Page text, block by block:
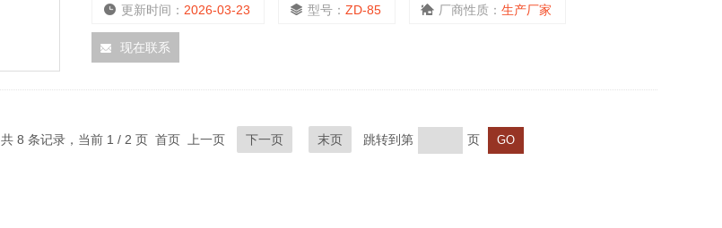
更新时间： 2026-03-23 型号：ZD-85 厂商性质：生产厂家
现在联系
共 8 条记录，当前 1 / 2 页 首页 上一页 下一页 末页 跳转到第 页